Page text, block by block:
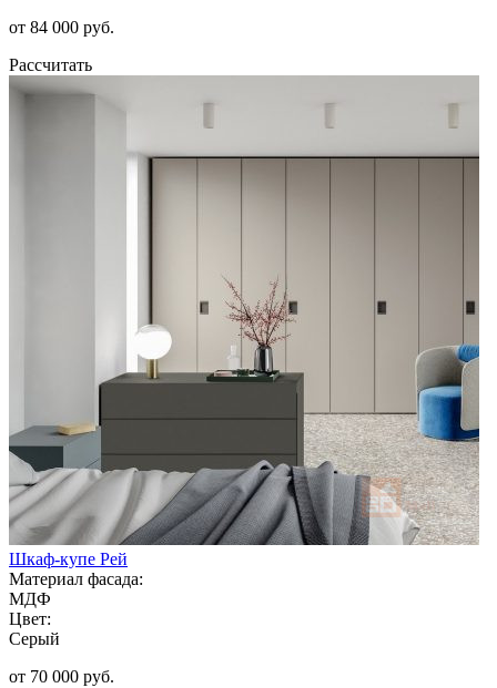
от 84 000 руб.
Рассчитать
Шкаф-купе Рей
Материал фасада:
МДФ
Цвет:
Серый
от 70 000 руб.